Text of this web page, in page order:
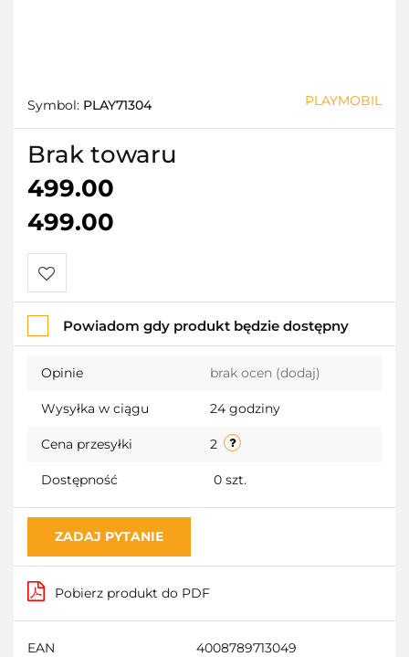
Symbol: PLAY71304 PLAYMOBIL
Brak towaru
499.00
499.00
Do
przechowalni
Powiadom gdy produkt będzie dostępny
Opinie brak ocen (dodaj)
Wysyłka w ciągu 24 godziny
Cena przesyłki 2
Dostępność 0 szt.
ZADAJ PYTANIE
Pobierz produkt do PDF
EAN 4008789713049